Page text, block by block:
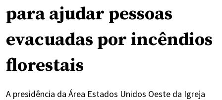
para ajudar pessoas
evacuadas por incêndios
florestais
A presidência da Área Estados Unidos Oeste da Igreja